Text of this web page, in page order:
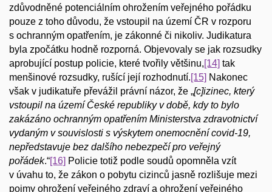
zdůvodněné potenciálním ohrožením veřejného pořádku
pouze z toho důvodu, že vstoupil na území ČR v rozporu
s ochranným opatřením, je zákonné či nikoliv. Judikatura
byla zpočátku hodně rozporná. Objevovaly se jak rozsudky
aprobující postup policie, které tvořily většinu, [14] tak
menšinové rozsudky, rušící její rozhodnutí. [15] Nakonec
však v judikatuře převážil právní názor, že „[c]izinec, který
vstoupil na území České republiky v době, kdy to bylo
zakázáno ochranným opatřením Ministerstva zdravotnictví
vydaným v souvislosti s výskytem onemocnění covid-19,
nepředstavuje bez dalšího nebezpečí pro veřejný
pořádek.“ [16] Policie totiž podle soudů opomněla vzít
v úvahu to, že zákon o pobytu cizinců jasně rozlišuje mezi
pojmy ohrožení veřejného zdraví a ohrožení veřejného